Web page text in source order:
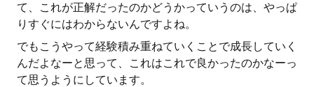
て、これが正解だったのかどうかっていうのは、やっぱ
りすぐにはわからないんですよね。
でもこうやって経験積み重ねていくことで成長していく
んだよなーと思って、これはこれで良かったのかなーっ
て思うようにしています。